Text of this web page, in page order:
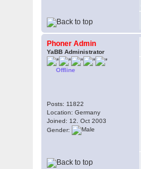
Phoner Admin
YaBB Administrator
Offline
Posts: 11822
Location: Germany
Joined: 12. Oct 2003
Gender: